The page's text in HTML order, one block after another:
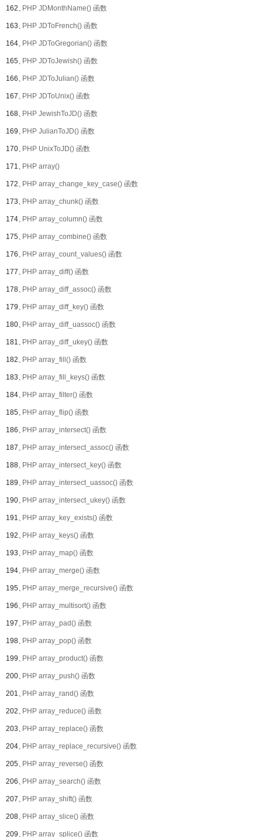
162、PHP JDMonthName() 函数
163、PHP JDToFrench() 函数
164、PHP JDToGregorian() 函数
165、PHP JDToJewish() 函数
166、PHP JDToJulian() 函数
167、PHP JDToUnix() 函数
168、PHP JewishToJD() 函数
169、PHP JulianToJD() 函数
170、PHP UnixToJD() 函数
171、PHP array()
172、PHP array_change_key_case() 函数
173、PHP array_chunk() 函数
174、PHP array_column() 函数
175、PHP array_combine() 函数
176、PHP array_count_values() 函数
177、PHP array_diff() 函数
178、PHP array_diff_assoc() 函数
179、PHP array_diff_key() 函数
180、PHP array_diff_uassoc() 函数
181、PHP array_diff_ukey() 函数
182、PHP array_fill() 函数
183、PHP array_fill_keys() 函数
184、PHP array_filter() 函数
185、PHP array_flip() 函数
186、PHP array_intersect() 函数
187、PHP array_intersect_assoc() 函数
188、PHP array_intersect_key() 函数
189、PHP array_intersect_uassoc() 函数
190、PHP array_intersect_ukey() 函数
191、PHP array_key_exists() 函数
192、PHP array_keys() 函数
193、PHP array_map() 函数
194、PHP array_merge() 函数
195、PHP array_merge_recursive() 函数
196、PHP array_multisort() 函数
197、PHP array_pad() 函数
198、PHP array_pop() 函数
199、PHP array_product() 函数
200、PHP array_push() 函数
201、PHP array_rand() 函数
202、PHP array_reduce() 函数
203、PHP array_replace() 函数
204、PHP array_replace_recursive() 函数
205、PHP array_reverse() 函数
206、PHP array_search() 函数
207、PHP array_shift() 函数
208、PHP array_slice() 函数
209、PHP array_splice() 函数